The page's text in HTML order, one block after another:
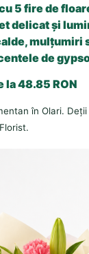
5 fire de
delicat și
mulțumiri
de
la 48.85 RON
în Olari.